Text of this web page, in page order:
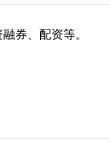
券、配资等。